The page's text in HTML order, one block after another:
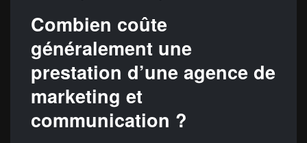
Combien coûte
généralement une
prestation d’une agence de
marketing et
communication ?